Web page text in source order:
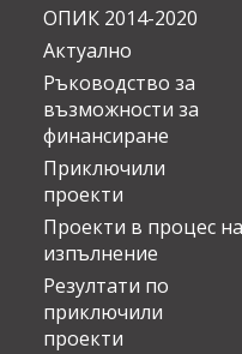
ОПИК 2014-2020
Актуално
Ръководство за
възможности за
финансиране
Приключили
проекти
Проекти в процес на
изпълнение
Резултати по
приключили
проекти